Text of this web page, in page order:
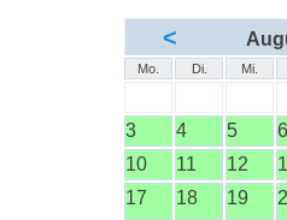
<
Mo. Di. Mi.
3
4 5 6
10
11 12
17
18 19